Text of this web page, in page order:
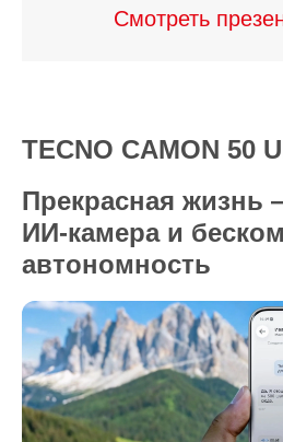
Смотреть
TECNO CAMON 50
Прекрасная жизнь
ИИ-камера и
автономность